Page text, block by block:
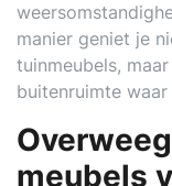
manier geniet je
tuinmeubels,
buitenruimte
meubels